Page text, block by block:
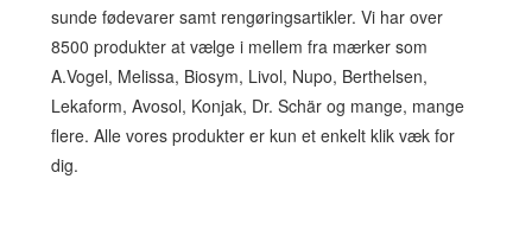
sunde fødevarer samt rengøringsartikler. Vi har over
8500 produkter at vælge i mellem fra mærker som
A.Vogel, Melissa, Biosym, Livol, Nupo, Berthelsen,
Lekaform, Avosol, Konjak, Dr. Schär og mange, mange
flere. Alle vores produkter er kun et enkelt klik væk for
dig.